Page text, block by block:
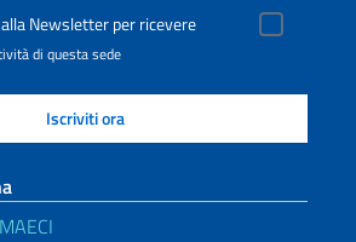
Newsletter per ricevere
di questa sede